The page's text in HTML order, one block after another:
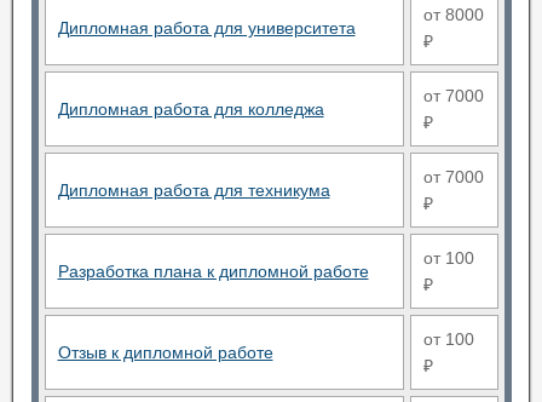
Дипломная работа для университета
от 8000
₽
Дипломная работа для колледжа
от 7000
₽
Дипломная работа для техникума
от 7000
₽
Разработка плана к дипломной работе
от 100
₽
Отзыв к дипломной работе
от 100
₽